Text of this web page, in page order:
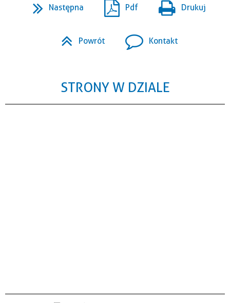
Następna Pdf Drukuj
Powrót Kontakt
STRONY W DZIALE